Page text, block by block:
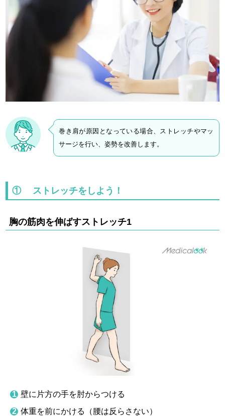
巻き肩が原因となっている場合、ストレッチやマッ
サージを行い、姿勢を改善します。
① ストレッチをしよう！
胸の筋肉を伸ばすストレッチ1
壁に片方の手を肘からつける
体重を前にかける（腰は反らさない）